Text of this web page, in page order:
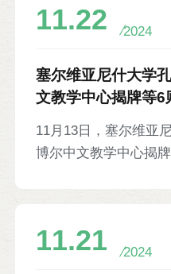
论。孔院教师杨晓风
师在推动中吉教育文
议现场对三位教师进
教育部代表穆祖尔曼库
奇、奥什州副州长塔
孜根地区区长卡尼贝
11.22 2024
塞尔维亚尼什大学
文教学中心揭牌等6
11月13日，塞尔维亚
博尔中文教学中心揭
天，孔院教师开展首
11.21 2024